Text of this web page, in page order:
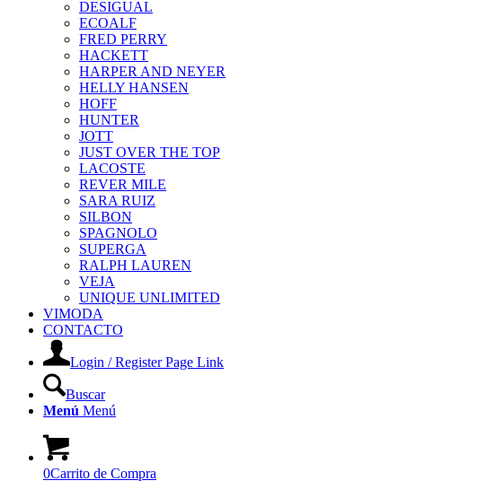
DESIGUAL
ECOALF
FRED PERRY
HACKETT
HARPER AND NEYER
HELLY HANSEN
HOFF
HUNTER
JOTT
JUST OVER THE TOP
LACOSTE
REVER MILE
SARA RUIZ
SILBON
SPAGNOLO
SUPERGA
RALPH LAUREN
VEJA
UNIQUE UNLIMITED
VIMODA
CONTACTO
Login / Register Page Link
Buscar
Menú Menú
0Carrito de Compra